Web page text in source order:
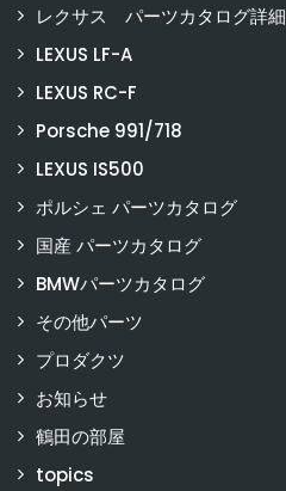
レクサス パーツカタログ詳細
LEXUS LF-A
LEXUS RC-F
Porsche 991/718
LEXUS IS500
ポルシェ パーツカタログ
国産 パーツカタログ
BMWパーツカタログ
その他パーツ
プロダクツ
お知らせ
鶴田の部屋
topics